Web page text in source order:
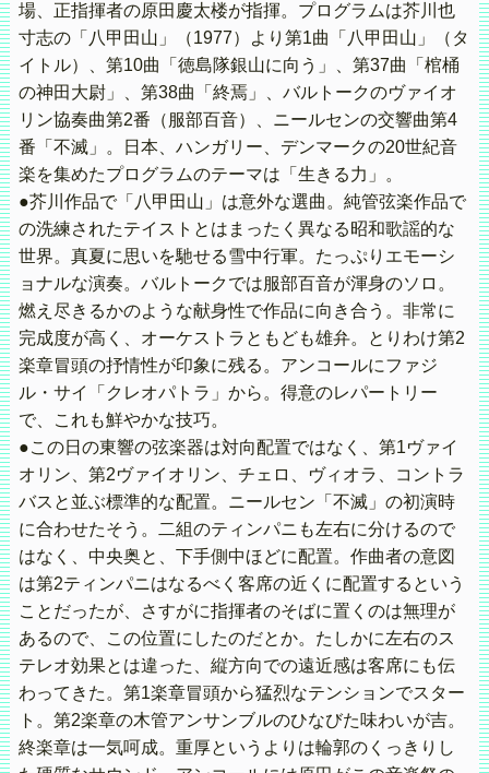
場、正指揮者の原田慶太楼が指揮。プログラムは芥川也
寸志の「八甲田山」（1977）より第1曲「八甲田山」（タ
イトル）、第10曲「徳島隊銀山に向う」、第37曲「棺桶
の神田大尉」、第38曲「終焉」、バルトークのヴァイオ
リン協奏曲第2番（服部百音）、ニールセンの交響曲第4
番「不滅」。日本、ハンガリー、デンマークの20世紀音
楽を集めたプログラムのテーマは「生きる力」。
●芥川作品で「八甲田山」は意外な選曲。純管弦楽作品で
の洗練されたテイストとはまったく異なる昭和歌謡的な
世界。真夏に思いを馳せる雪中行軍。たっぷりエモーシ
ョナルな演奏。バルトークでは服部百音が渾身のソロ。
燃え尽きるかのような献身性で作品に向き合う。非常に
完成度が高く、オーケストラともども雄弁。とりわけ第2
楽章冒頭の抒情性が印象に残る。アンコールにファジ
ル・サイ「クレオパトラ」から。得意のレパートリー
で、これも鮮やかな技巧。
●この日の東響の弦楽器は対向配置ではなく、第1ヴァイ
オリン、第2ヴァイオリン、チェロ、ヴィオラ、コントラ
バスと並ぶ標準的な配置。ニールセン「不滅」の初演時
に合わせたそう。二組のティンパニも左右に分けるので
はなく、中央奥と、下手側中ほどに配置。作曲者の意図
は第2ティンパニはなるべく客席の近くに配置するという
ことだったが、さすがに指揮者のそばに置くのは無理が
あるので、この位置にしたのだとか。たしかに左右のス
テレオ効果とは違った、縦方向での遠近感は客席にも伝
わってきた。第1楽章冒頭から猛烈なテンションでスター
ト。第2楽章の木管アンサンブルのひなびた味わいが吉。
終楽章は一気呵成。重厚というよりは輪郭のくっきりし